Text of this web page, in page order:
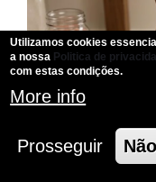
Utilizamos cookies
a nossa Politica de
com estas condições.
More info
Prosseguir